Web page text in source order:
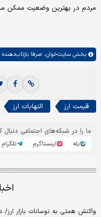
مردم در بهترین وضعیت ممکن
بخش سایت‌خوان، صرفا
قیمت ارز التهابات ارز
ما را در شبکه‌های اجتماعی دنبال
بله
اینستاگرم تلگرام
واکنش همتی به نوسانات بازار